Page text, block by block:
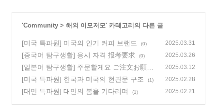
'Community > 해외 이모저모' 카테고리의 다른 글
[미국 특파원] 미국의 인기 커피 브랜드 (0) 2025.03.31
[중국어 탐구생활] 응시 자격 报考要求 (0) 2025.03.26
[일본어 탐구생활] 주문할게요 ご注文お願い
します
(0)
2025.03.12
[미국 특파원] 한국과 미국의 현관문 구조 (1) 2025.02.28
[대만 특파원] 대만의 봄을 기다리며 (1) 2025.02.21